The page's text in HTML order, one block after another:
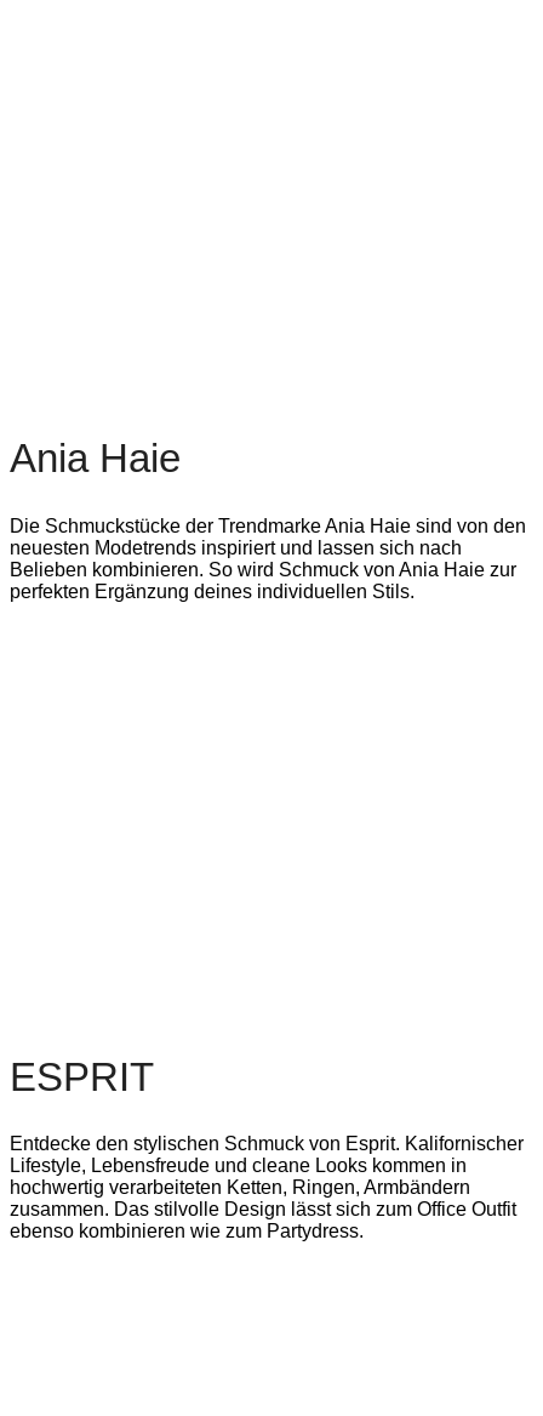
Ania Haie
Die Schmuckstücke der Trendmarke Ania Haie sind von den
neuesten Modetrends inspiriert und lassen sich nach
Belieben kombinieren. So wird Schmuck von Ania Haie zur
perfekten Ergänzung deines individuellen Stils.
ESPRIT
Entdecke den stylischen Schmuck von Esprit. Kalifornischer
Lifestyle, Lebensfreude und cleane Looks kommen in
hochwertig verarbeiteten Ketten, Ringen, Armbändern
zusammen. Das stilvolle Design lässt sich zum Office Outfit
ebenso kombinieren wie zum Partydress.